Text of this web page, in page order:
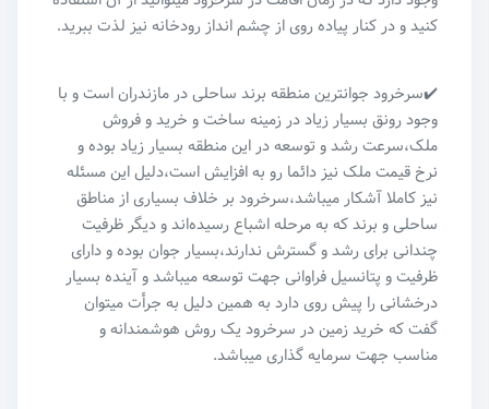
کنید و در کنار پیاده روی از چشم انداز رودخانه نیز لذت ببرید‌.
✔️سرخرود جوانترین منطقه برند ساحلی در مازندران است و با
وجود رونق بسیار زیاد در زمینه ساخت‌ و‌ خرید‌ و فروش
ملک،سرعت رشد و توسعه در این منطقه بسیار زیاد بوده و
نرخ قیمت ملک نیز دائما رو به افزایش است،دلیل این مسئله
نیز کاملا آشکار میباشد،سرخرود بر خلاف بسیاری از مناطق
ساحلی و برند که به مرحله اشباع رسیده‌اند و دیگر ظرفیت
چندانی برای رشد و‌ گسترش ندارند،بسیار جوان بوده و دارای
ظرفیت و پتانسیل فراوانی جهت توسعه میباشد و آینده بسیار
درخشانی را پیش روی دارد به همین دلیل به جرأت میتوان
گفت که خرید زمین در سرخرود یک روش هوشمندانه و
مناسب جهت سرمایه گذاری میباشد‌.